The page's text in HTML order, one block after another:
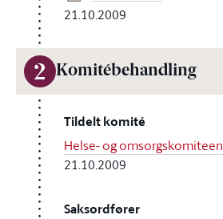
21.10.2009
2 Komitébehandling
Tildelt komité
Helse- og omsorgskomiteen
21.10.2009
Saksordfører